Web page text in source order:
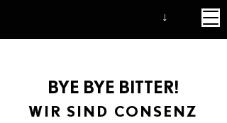
↓
BYE BYE BITTER!
WIR SIND CONSENZ